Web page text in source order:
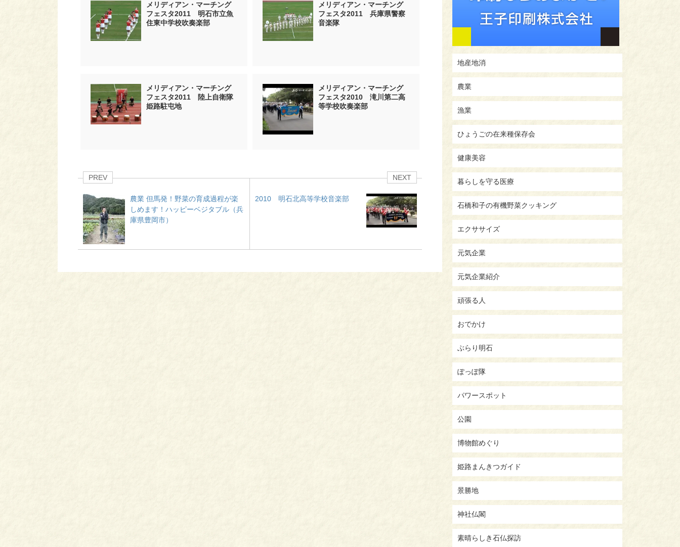
メリディアン・マーチング
フェスタ2011 明石市立魚
住東中学校吹奏楽部
メリディアン・マーチング
フェスタ2011 兵庫県警察
音楽隊
メリディアン・マーチング
フェスタ2011 陸上自衛隊
姫路駐屯地
メリディアン・マーチング
フェスタ2010 滝川第二高
等学校吹奏楽部
PREV
農業 但馬発！野菜の育成過程が楽
しめます！ハッピーベジタブル（兵
庫県豊岡市）
NEXT
2010 明石北高等学校音楽部
地産地消
農業
漁業
ひょうごの在来種保存会
健康美容
暮らしを守る医療
石橋和子の有機野菜クッキング
エクササイズ
元気企業
元気企業紹介
頑張る人
おでかけ
ぶらり明石
ぽっぽ隊
パワースポット
公園
博物館めぐり
姫路まんきつガイド
景勝地
神社仏閣
素晴らしき石仏探訪